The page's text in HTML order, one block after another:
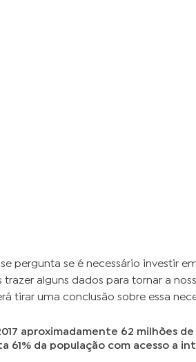
pergunta se é necessário investir
trazer alguns dados para tornar a
tirar uma conclusão sobre essa
aproximadamente 62 milhões
61% da população com acesso a